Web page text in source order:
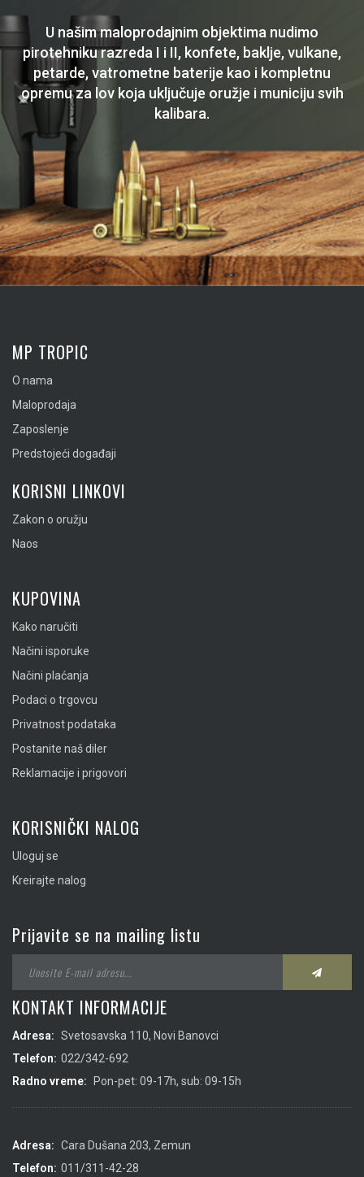
U našim maloprodajnim objektima nudimo
pirotehniku razreda I i II, konfete, baklje, vulkane,
petarde, vatrometne baterije kao i kompletnu
opremu za lov koja uključuje oružje i municiju svih
kalibara.
MP TROPIC
O nama
Maloprodaja
Zaposlenje
Predstojeći događaji
KORISNI LINKOVI
Zakon o oružju
Naos
KUPOVINA
Kako naručiti
Načini isporuke
Načini plaćanja
Podaci o trgovcu
Privatnost podataka
Postanite naš diler
Reklamacije i prigovori
KORISNIČKI NALOG
Uloguj se
Kreirajte nalog
Prijavite se na mailing listu
KONTAKT INFORMACIJE
Adresa: Svetosavska 110, Novi Banovci
Telefon: 022/342-692
Radno vreme:
Pon-pet: 09-17h, sub: 09-15h
Adresa: Cara Dušana 203, Zemun
Telefon: 011/311-42-28